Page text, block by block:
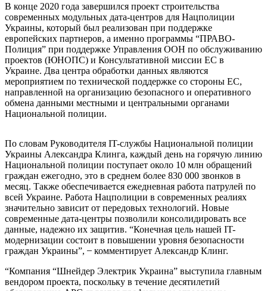
В конце 2020 года завершился проект строительства
современных модульных дата-центров для Нацполиции
Украины, который был реализован при поддержке
европейских партнеров, а именно программы “ПРАВО-
Полиция” при поддержке Управления ООН по обслуживанию
проектов (ЮНОПС) и Консультативной миссии ЕС в
Украине. Два центра обработки данных являются
мероприятием по технической поддержке со стороны ЕС,
направленной на организацию безопасного и оперативного
обмена данными местными и центральными органами
Национальной полиции.
По словам Руководителя IT-службы Национальной полиции
Украины Александра Клинга, каждый день на горячую линию
Национальной полиции поступает около 10 млн обращений
граждан ежегодно, это в среднем более 830 000 звонков в
месяц. Также обеспечивается ежедневная работа патрулей по
всей Украине. Работа Нацполиции в современных реалиях
значительно зависит от передовых технологий. Новые
современные дата-центры позволили консолидировать все
данные, надежно их защитив. “Конечная цель нашей IT-
модернизации состоит в повышении уровня безопасности
граждан Украины”, ̶ комментирует Александр Клинг.
“Компания “Шнейдер Электрик Украина” выступила главным
вендором проекта, поскольку в течение десятилетий